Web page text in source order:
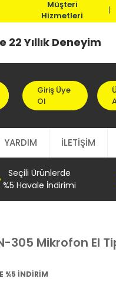
Müşteri
Hizmetleri
Yıllık Deneyim
Giriş Üye
Ol
YARDIM İLETİŞİM
Seçili Ürünlerde
%5 Havale İndirimi
305 Mikrofon El
%5 İNDİRİM